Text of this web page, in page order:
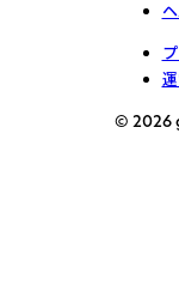
© 2026